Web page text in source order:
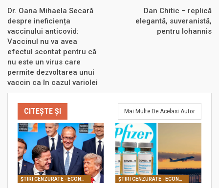
Dr. Oana Mihaela Secară
despre ineficiența
vaccinului anticovid:
Vaccinul nu va avea
efectul scontat pentru că
nu este un virus care
permite dezvoltarea unui
vaccin ca în cazul variolei
Dan Chitic – replică
elegantă, suveranistă,
pentru Iohannis
CITEȘTE ȘI Mai Multe De Acelasi Autor
ŞTIRI CENZURATE - ECONOMIC ŞTIRI CENZURATE - ECONOMIC